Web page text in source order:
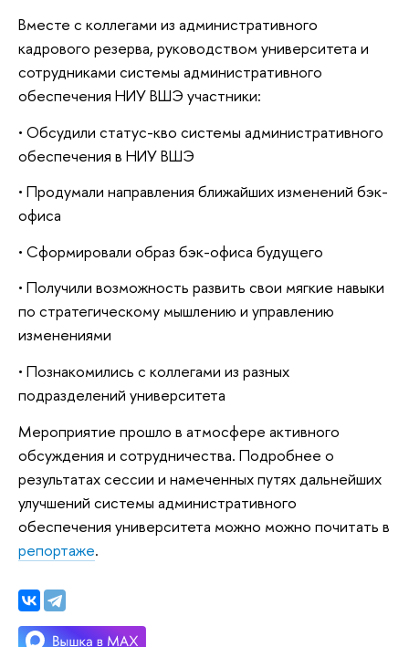
Вместе с коллегами из административного
кадрового резерва, руководством университета и
сотрудниками системы административного
обеспечения НИУ ВШЭ участники:
• Обсудили статус-кво системы административного
обеспечения в НИУ ВШЭ
• Продумали направления ближайших изменений бэк-
офиса
• Сформировали образ бэк-офиса будущего
• Получили возможность развить свои мягкие навыки
по стратегическому мышлению и управлению
изменениями
• Познакомились с коллегами из разных
подразделений университета
Мероприятие прошло в атмосфере активного
обсуждения и сотрудничества. Подробнее о
результатах сессии и намеченных путях дальнейших
улучшений системы административного
обеспечения университета можно можно почитать в
репортаже.